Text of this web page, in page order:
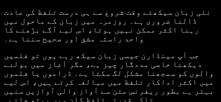
نئی زبان سیکھتے وقت شروع سے ہی درست تلفظ کی عادت
ڈالنا ضروری ہے۔ روزمرہ میں زبان کے ماحول میں
رہنا اکثر ممکن نہیں ہوتا، اس لیے آگے بڑھنے کا
واحد راستہ مشق اور صحیح سننا ہے۔
جب آپ مینڈارن جیسی زبان سیکھ رہے ہوں تو فلمیں
دیکھنا خاصی مددگار چیز ہے، مگر آغاز میں بولنے
والوں کو سمجھنا مشکل لگ سکتا ہے۔ ڈراموں یا فلموں
میں اکثر اداکار تلفظ میں مبالغہ کرتے ہیں، اس لیے
بہتر ہے بطور ریفرنس متن سے آواز والی آوازیں سنیں